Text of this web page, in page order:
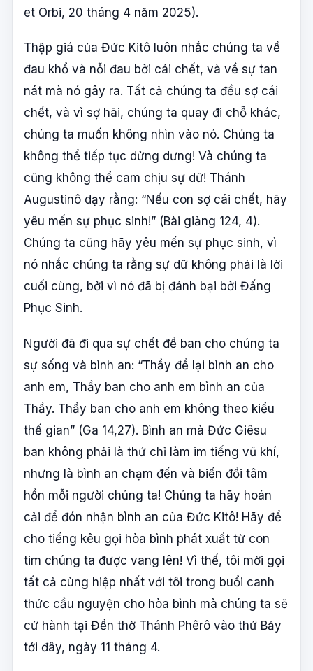
et Orbi, 20 tháng 4 năm 2025).
Thập giá của Đức Kitô luôn nhắc chúng ta về
đau khổ và nỗi đau bởi cái chết, và về sự tan
nát mà nó gây ra. Tất cả chúng ta đều sợ cái
chết, và vì sợ hãi, chúng ta quay đi chỗ khác,
chúng ta muốn không nhìn vào nó. Chúng ta
không thể tiếp tục dửng dưng! Và chúng ta
cũng không thể cam chịu sự dữ! Thánh
Augustinô dạy rằng: “Nếu con sợ cái chết, hãy
yêu mến sự phục sinh!” (Bài giảng 124, 4).
Chúng ta cũng hãy yêu mến sự phục sinh, vì
nó nhắc chúng ta rằng sự dữ không phải là lời
cuối cùng, bởi vì nó đã bị đánh bại bởi Đấng
Phục Sinh.
Người đã đi qua sự chết để ban cho chúng ta
sự sống và bình an: “Thầy để lại bình an cho
anh em, Thầy ban cho anh em bình an của
Thầy. Thầy ban cho anh em không theo kiểu
thế gian” (Ga 14,27). Bình an mà Đức Giêsu
ban không phải là thứ chỉ làm im tiếng vũ khí,
nhưng là bình an chạm đến và biến đổi tâm
hồn mỗi người chúng ta! Chúng ta hãy hoán
cải để đón nhận bình an của Đức Kitô! Hãy để
cho tiếng kêu gọi hòa bình phát xuất từ con
tim chúng ta được vang lên! Vì thế, tôi mời gọi
tất cả cùng hiệp nhất với tôi trong buổi canh
thức cầu nguyện cho hòa bình mà chúng ta sẽ
cử hành tại Đền thờ Thánh Phêrô vào thứ Bảy
tới đây, ngày 11 tháng 4.